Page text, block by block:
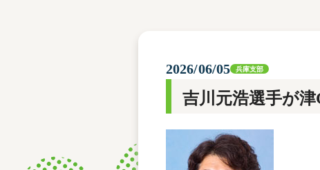
2026/06/05 兵庫支部
吉川元浩選手が